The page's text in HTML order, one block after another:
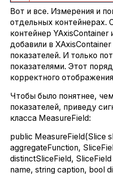
Вот и все. Измерения и
отдельных контейнерах.
контейнер
добавили в
показателей. И только
показателями. Этот
корректного
Чтобы было понятнее,
показателей, приведу
класса MeasureField:
public MeasureField(Slice
aggregateFunction,
distinctSliceField,
name, string caption, bool